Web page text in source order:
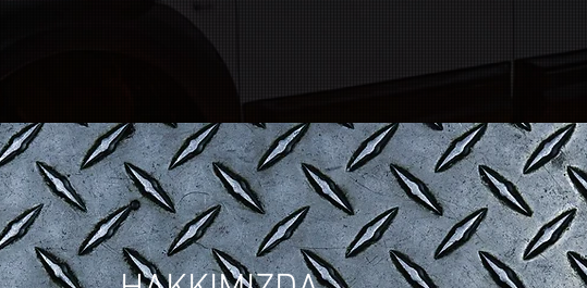
CONTROL CUSTOM GARAGE| Tüm Hakları Saklıdır.